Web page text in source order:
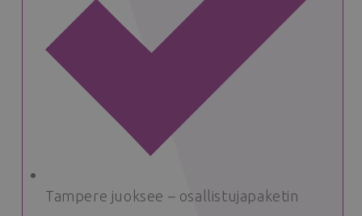
Tampere juoksee – osallistujapaketin